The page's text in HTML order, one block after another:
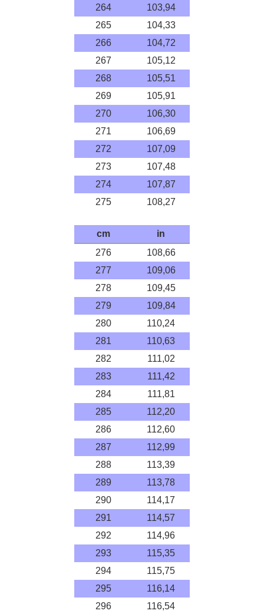
264
103,94
265
104,33
266
104,72
267
105,12
268
105,51
269
105,91
270
106,30
271
106,69
272
107,09
273
107,48
274
107,87
275
108,27
cm
in
276
108,66
277
109,06
278
109,45
279
109,84
280
110,24
281
110,63
282
111,02
283
111,42
284
111,81
285
112,20
286
112,60
287
112,99
288
113,39
289
113,78
290
114,17
291
114,57
292
114,96
293
115,35
294
115,75
295
116,14
296
116,54